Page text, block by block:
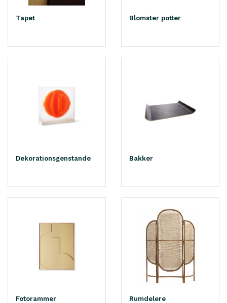
Tapet Blomster potter
Dekorationsgenstande Bakker
Fotorammer Rumdelere